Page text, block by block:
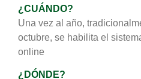
¿CUÁNDO?
Una vez al año,
octubre, se habilita el
online
¿DÓNDE?